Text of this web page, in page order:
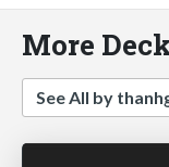
More
See All by